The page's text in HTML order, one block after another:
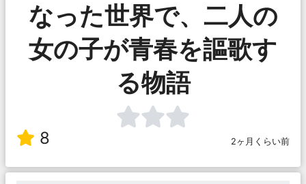
なった世界で、二人の
女の子が青春を謳歌す
る物語
8 2ヶ月くらい前